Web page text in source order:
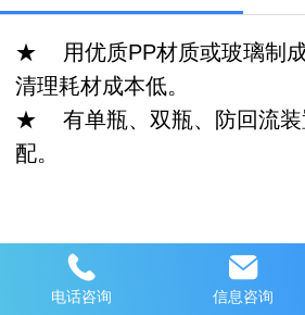
★ 用优质PP材质或玻璃制
清理耗材成本低。
★ 有单瓶、双瓶、防回流装
配。
推荐产品
电话咨询 信息咨询